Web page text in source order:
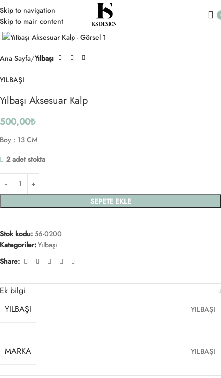
Skip to navigation
Skip to main content
Click to enlarge
Ana Sayfa Yılbaşı
YILBAŞI
Yılbaşı Aksesuar Kalp
500,00₺
Boy : 13 CM
2 adet stokta
SEPETE EKLE
Stok kodu: 56-0200
Kategoriler: Yılbaşı
Share:
Ek bilgi
YILBAŞI
YILBAŞI
MARKA YILBAŞI